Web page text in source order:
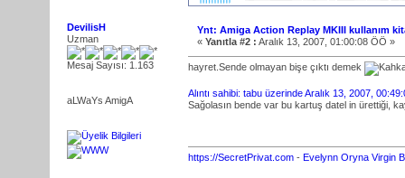
DevilisH
Uzman
Mesaj Sayısı: 1.163
aLWaYs AmigA
Ynt: Amiga Action Replay MKIII kullanım
« Yanıtla #2 : Aralık 13, 2007, 01:00:08 ÖÖ »
hayret.Sende olmayan bişe çıktı demek
Alıntı sahibi: tabu üzerinde Aralık 13, 2007,
Sağolasın bende var bu kartuş datel in ürettiği,
https://SecretPrivat.com - Evelynn Oryna Virgin